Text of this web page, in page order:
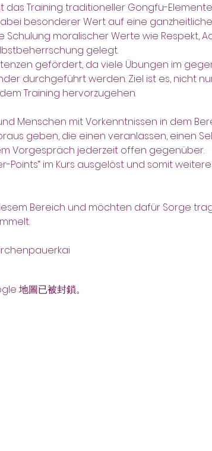
das Training traditioneller Gongfu-
besonderer Wert auf eine
moralischer Werte wie Respekt,
gelegt.
gefördert, da viele Übungen im
durchgeführt werden. Ziel ist es, nicht
Training hervorzugehen.
Menschen mit Vorkenntnissen in dem
geben, die einen veranlassen, einen
Vorgespräch jederzeit offen gegenüber.
Points“ im Kurs ausgelöst und somit
Bereich und möchten dafür Sorge
地圖已被封鎖。